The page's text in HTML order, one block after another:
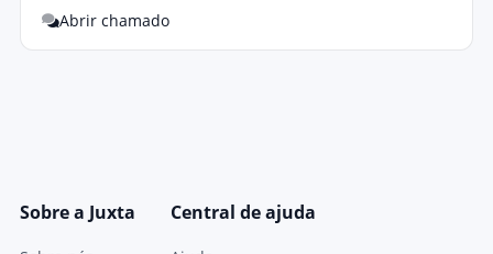
Abrir chamado
Sobre a Juxta Central de ajuda